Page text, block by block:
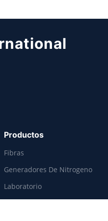
Productos
Fibras
Generadores De Nitrogeno
Laboratorio